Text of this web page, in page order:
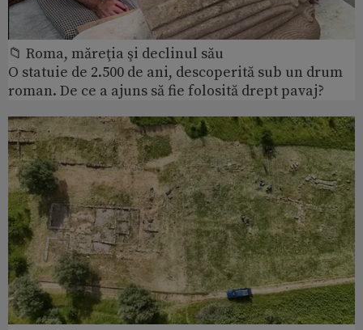
📁 Roma, măreţia şi declinul său
O statuie de 2.500 de ani, descoperită sub un drum
roman. De ce a ajuns să fie folosită drept pavaj?